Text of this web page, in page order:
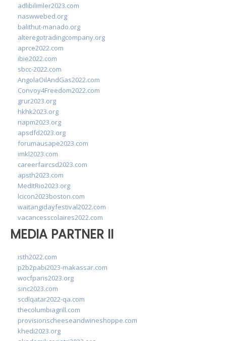
adlibilimler2023.com
naswwebed.org
balithut-manado.org
alteregotradingcompany.org
aprce2022.com
ibie2022.com
sbcc-2022.com
AngolaOilAndGas2022.com
Convoy4Freedom2022.com
grur2023.org
hkhk2023.org
napm2023.org
apsdfd2023.org
forumausape2023.com
imkl2023.com
careerfaircsd2023.com
apsth2023.com
MedItRio2023.org
lcicon2023boston.com
waitangidayfestival2022.com
vacancesscolaires2022.com
MEDIA PARTNER II
isth2022.com
p2b2pabi2023-makassar.com
wocfparis2023.org
sinc2023.com
scdlqatar2022-qa.com
thecolumbiagrill.com
provisionscheeseandwineshoppe.com
khedi2023.org